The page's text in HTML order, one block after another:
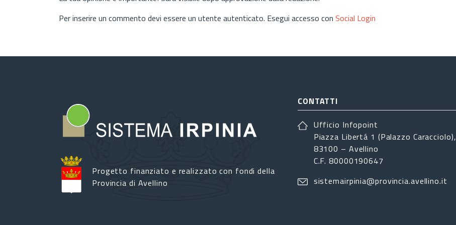
Per inserire un commento devi essere un utente autenticato. Esegui accesso con Social Login
Progetto finanziato e realizzato con fondi della
Provincia di Avellino
CONTATTI
Ufficio Infopoint
Piazza Libertá 1 (Palazzo Caracciolo),
83100 – Avellino
C.F. 80000190647
sistemairpinia@provincia.avellino.it